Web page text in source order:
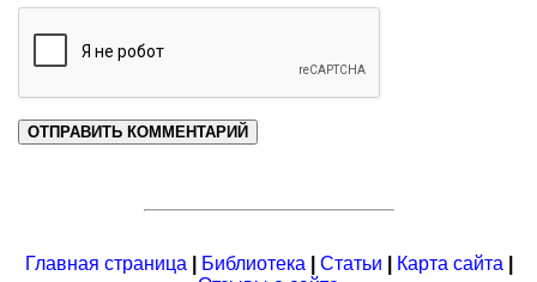
Главная страница Библиотека Статьи Карта сайта